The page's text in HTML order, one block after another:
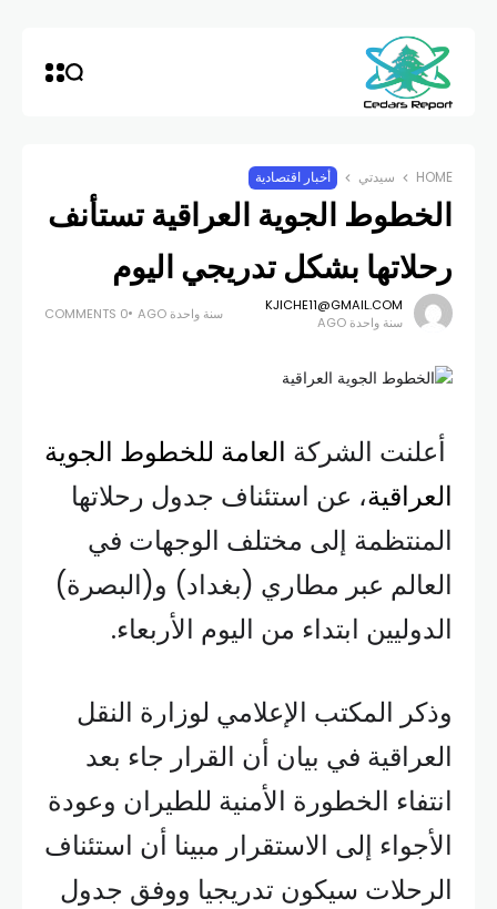
HOME سيدتي أخبار اقتصادية
الخطوط الجوية العراقية تستأنف
رحلاتها بشكل تدريجي اليوم
KJICHE11@GMAIL.COM
سنة واحدة AGO
سنة واحدة AGO 0 COMMENTS
أعلنت الشركة العامة للخطوط الجوية
العراقية، عن استئناف جدول رحلاتها
المنتظمة إلى مختلف الوجهات في
العالم عبر مطاري (بغداد) و(البصرة)
الدوليين ابتداء من اليوم الأربعاء.
وذكر المكتب الإعلامي لوزارة النقل
العراقية في بيان أن القرار جاء بعد
انتفاء الخطورة الأمنية للطيران وعودة
الأجواء إلى الاستقرار مبينا أن استئناف
الرحلات سيكون تدريجيا ووفق جدول